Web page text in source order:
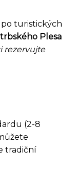
turistických
Plesa
rezervujte
(2-8
tradiční